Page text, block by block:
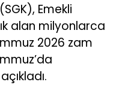
Emekli
alan milyonlarca
2026 zam